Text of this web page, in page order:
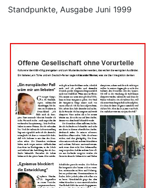
Standpunkte, Ausgabe Juni 1999